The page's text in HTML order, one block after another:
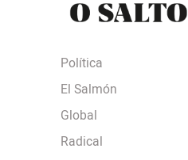
Política
El Salmón
Global
Radical